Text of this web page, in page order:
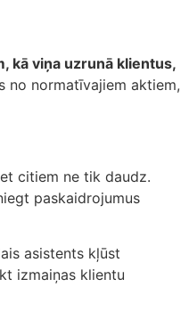
kā viņa uzrunā klientus,
no normatīvajiem aktiem,
citiem ne tik daudz.
paskaidrojumus
asistents kļūst
izmaiņas klientu